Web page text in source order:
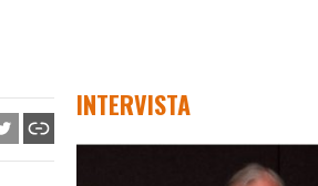
INTERVISTA